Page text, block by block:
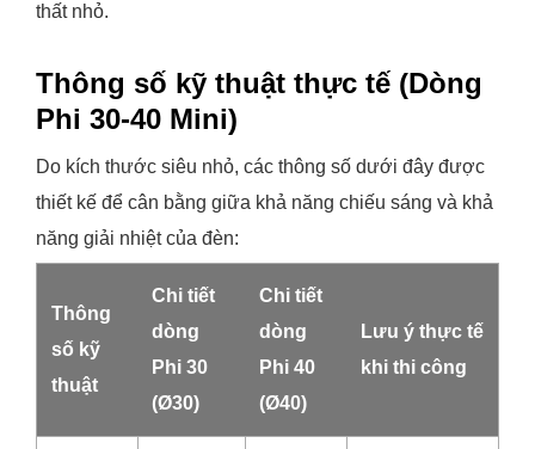
thất nhỏ.
Thông số kỹ thuật thực tế (Dòng
Phi 30-40 Mini)
Do kích thước siêu nhỏ, các thông số dưới đây được
thiết kế để cân bằng giữa khả năng chiếu sáng và khả
năng giải nhiệt của đèn:
Thông
số kỹ
thuật
Chi tiết
dòng
Phi 30
(Ø30)
Chi tiết
dòng
Phi 40
(Ø40)
Lưu ý thực tế
khi thi công